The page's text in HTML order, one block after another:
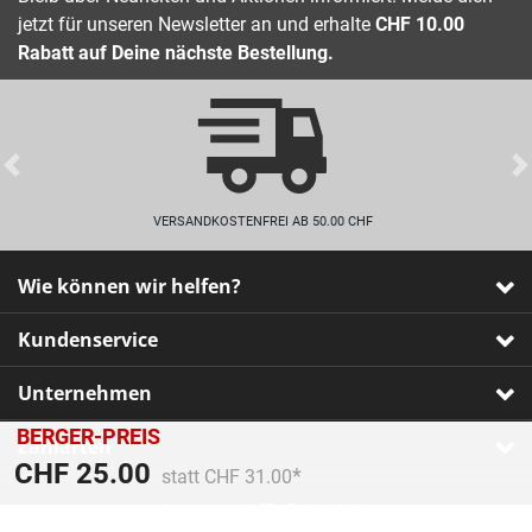
BERGER-PREIS
CHF 25.00 Preis reduziert von
statt CHF 31.00
An
jetzt für unseren Newsletter an und erhalte CHF 10.00
Rabatt auf Deine nächste Bestellung.
VERSANDKOSTENFREI AB 50.00 CHF
Previous
Wie können wir helfen?
Kundenservice
Unternehmen
Zahlarten